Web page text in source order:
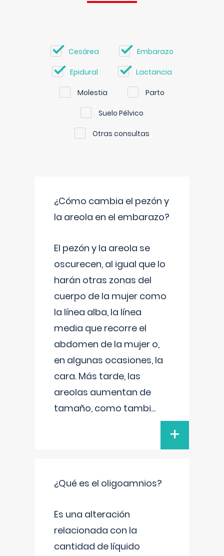
Cesárea Embarazo
Epidural Lactancia
Molestia Parto
Suelo Pélvico
Otras consultas
¿Cómo cambia el pezón y
la areola en el embarazo?
El pezón y la areola se
oscurecen, al igual que lo
harán otras zonas del
cuerpo de la mujer como
la línea alba, la línea
media que recorre el
abdomen de la mujer o,
en algunas ocasiones, la
cara. Más tarde, las
areolas aumentan de
tamaño, como tambi...
+
¿Qué es el oligoamnios?
Es una alteración
relacionada con la
cantidad de líquido